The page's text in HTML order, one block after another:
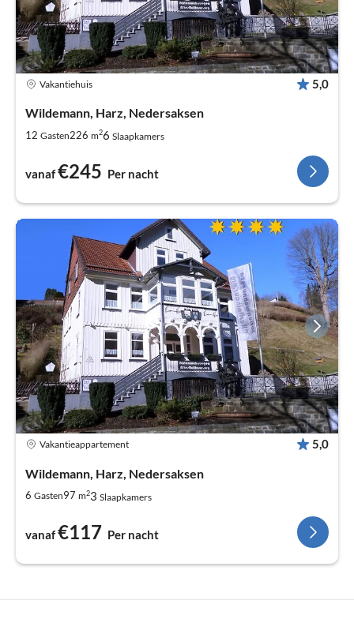
Vakantiehuis 5,0
Wildemann, Harz, Nedersaksen
12 Gasten226 m26 Slaapkamers
vanaf€245 Per nacht
Vakantieappartement 5,0
Wildemann, Harz, Nedersaksen
6 Gasten97 m23 Slaapkamers
vanaf€117 Per nacht